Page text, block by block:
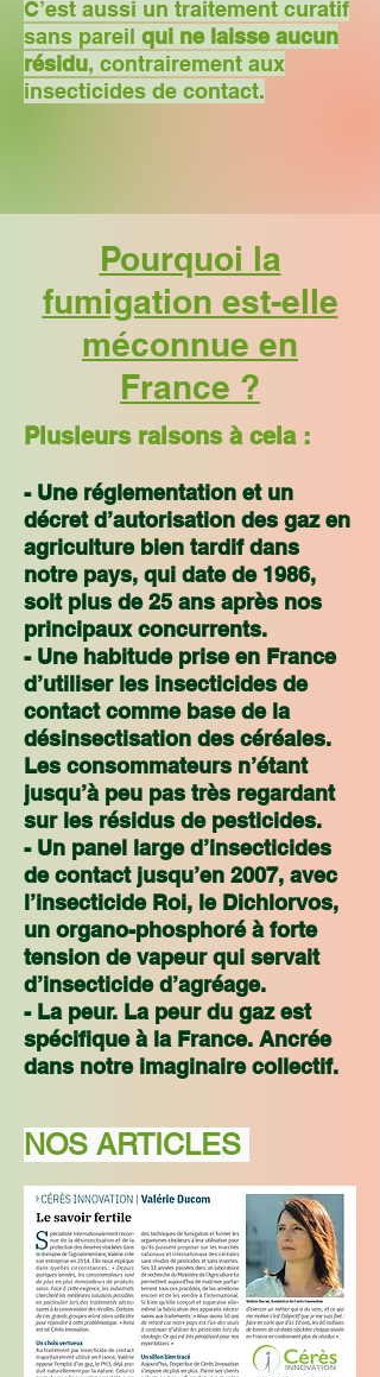
C’est aussi un traitement curatif
sans pareil qui ne laisse aucun
résidu, contrairement aux
insecticides de contact.
Pourquoi la
fumigation est-elle
méconnue en
France ?
Plusieurs raisons à cela :
- Une réglementation et un
décret d’autorisation des gaz en
agriculture bien tardif dans
notre pays, qui date de 1986,
soit plus de 25 ans après nos
principaux concurrents.
- Une habitude prise en France
d’utiliser les insecticides de
contact comme base de la
désinsectisation des céréales.
Les consommateurs n’étant
jusqu’à peu pas très regardant
sur les résidus de pesticides.
- Un panel large d’insecticides
de contact jusqu’en 2007, avec
l’insecticide Roi, le Dichlorvos,
un organo-phosphoré à forte
tension de vapeur qui servait
d’insecticide d’agréage.
- La peur. La peur du gaz est
spécifique à la France. Ancrée
dans notre imaginaire collectif.
NOS ARTICLES